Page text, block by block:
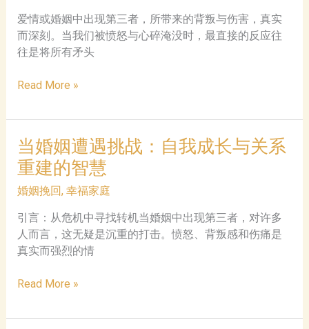
夫
妻
关
破
如
何
挽
回
婚
一
招
致
爱情或婚姻中出现第三者，所带来的背叛与伤害，真实
而深刻。当我们被愤怒与心碎淹没时，最直接的反应往
往是将所有矛头
当
三
者
出
现：
是
机，
还
是
清
系
Read More »
当婚姻遭遇挑战：自我成长与关系
重建的智慧
婚姻挽回, 幸福家庭
引言：从危机中寻找转机当婚姻中出现第三者，对许多
人而言，这无疑是沉重的打击。愤怒、背叛感和伤痛是
真实而强烈的情
当
姻
Read More »